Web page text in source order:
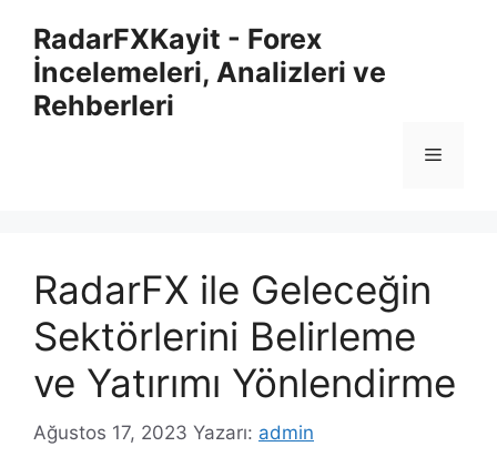
RadarFXKayit - Forex
İncelemeleri, Analizleri ve
Rehberleri
Menü
RadarFX ile Geleceğin
Sektörlerini Belirleme
ve Yatırımı Yönlendirme
Ağustos 17, 2023 Yazarı: admin